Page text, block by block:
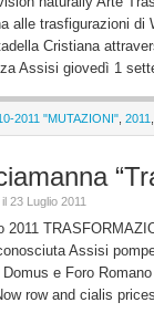
alle trasfigurazioni di
Cristiana
Assisi giovedì 1
2011 "MUTAZIONI" 2011
il 23 Luglio 2011
2011
Assisi
e Foro
row and cialis